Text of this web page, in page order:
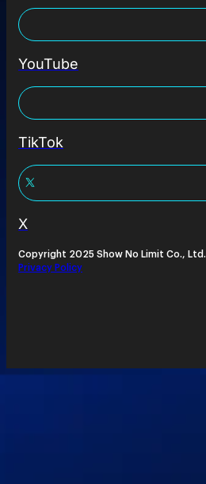
YouTube
TikTok
X
Copyright 2025 Show No Limit Co., Ltd.
Privacy Policy